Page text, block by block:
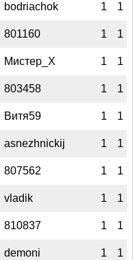
bodriachok 1 1
801160 1 1
Мистер_Х 1 1
803458 1 1
Витя59 1 1
asnezhnickij 1 1
807562 1 1
vladik 1 1
810837 1 1
demoni 1 1